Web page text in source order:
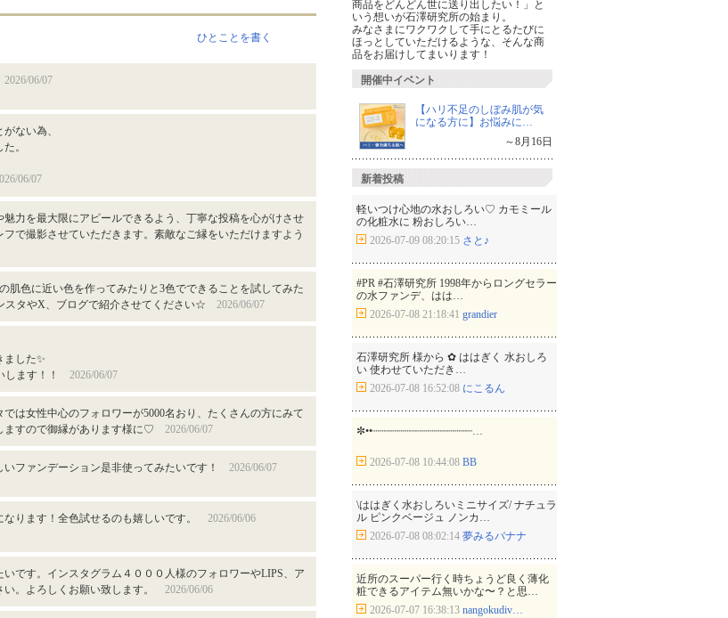
ひとことを書く
2026/06/07
ない為、
。
06/07
魅力を最大限にアピールできるよう、丁寧な投稿を心がけさせ
で撮影させていただきます。素敵なご縁をいただけますよう
肌色に近い色を作ってみたりと3色でできることを試してみた
スタやX、ブログで紹介させてください☆ 2026/06/07
した✨
します！！ 2026/06/07
は女性中心のフォロワーが5000名おり、たくさんの方にみて
ますので御縁があります様に♡ 2026/06/07
いファンデーション是非使ってみたいです！ 2026/06/07
なります！全色試せるのも嬉しいです。 2026/06/06
です。インスタグラム４０００人様のフォロワーやLIPS、ア
い。よろしくお願い致します。 2026/06/06
商品をどんどん世に送り出したい！」と
いう想いが石澤研究所の始まり。
みなさまにワクワクして手にとるたびに
ほっとしていただけるような、そんな商
品をお届けしてまいります！
開催中イベント
【ハリ不足のしぼみ肌が気
になる方に】お悩みに…
～8月16日
新着投稿
軽いつけ心地の水おしろい♡ カモミール
の化粧水に 粉おしろい…
2026-07-09 08:20:15 さと♪
#PR #石澤研究所 1998年からロングセラー
の水ファンデ、はは…
2026-07-08 21:18:41 grandier
石澤研究所 様から ‪✿ ははぎく 水おしろ
い 使わせていただき…
2026-07-08 16:52:08 にこるん
✼••┈┈┈┈┈┈┈┈┈┈┈┈┈┈┈┈…
2026-07-08 10:44:08 BB
\ははぎく水おしろいミニサイズ/ ナチュラ
ル ピンクベージュ ノンカ…
2026-07-08 08:02:14 夢みるバナナ
近所のスーパー行く時ちょうど良く薄化
粧できるアイテム無いかな〜？と思…
2026-07-07 16:38:13 nangokudiv…